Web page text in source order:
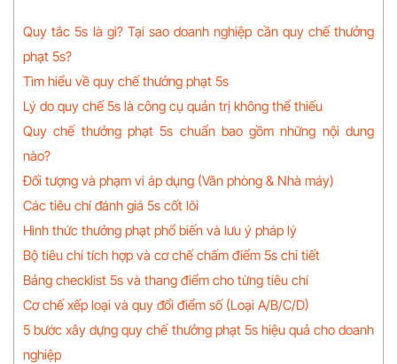
Quy tắc 5s là gì? Tại sao doanh nghiệp cần quy chế thưởng
phạt 5s?
Tìm hiểu về quy chế thưởng phạt 5s
Lý do quy chế 5s là công cụ quản trị không thể thiếu
Quy chế thưởng phạt 5s chuẩn bao gồm những nội dung
nào?
Đối tượng và phạm vi áp dụng (Văn phòng & Nhà máy)
Các tiêu chí đánh giá 5s cốt lõi
Hình thức thưởng phạt phổ biến và lưu ý pháp lý
Bộ tiêu chí tích hợp và cơ chế chấm điểm 5s chi tiết
Bảng checklist 5s và thang điểm cho từng tiêu chí
Cơ chế xếp loại và quy đổi điểm số (Loại A/B/C/D)
5 bước xây dựng quy chế thưởng phạt 5s hiệu quả cho doanh
nghiệp